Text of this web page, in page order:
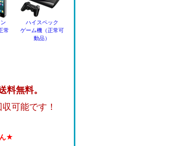
常
ハイスペック
ゲーム機（正常可
動品）
料無料。
可能です！
★